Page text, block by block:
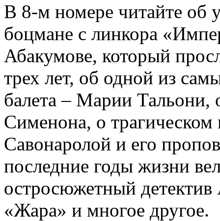
В 8-м номере читайте об
боцмане с линкора
Абакумове, который
трех лет, об одной из
балета – Марии
Сименона, о трагическом
Савонаролой и его
последние годы жизни
остросюжетный детектив
«Жара» и многое другое.